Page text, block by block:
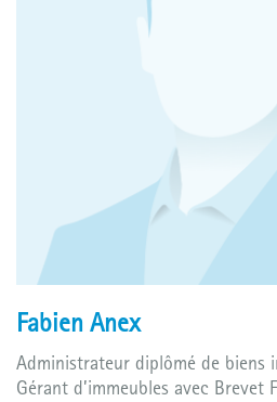
Fabien Anex
Administrateur diplômé de biens
Gérant d’immeubles avec Brevet